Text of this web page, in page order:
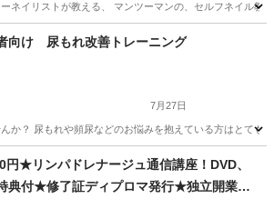
ネイリストが教える、 マンツーマンの、セルフネイル
駅 ネイル
向け 尿もれ改善トレーニング
7月27日
か？ 尿もれや頻尿などのお悩みを抱えている方はとて
駅 その他 骨盤底筋
円★リンパドレナージュ通信講座！DVD、
典付★修了証ディプロマ発行★独立開業、